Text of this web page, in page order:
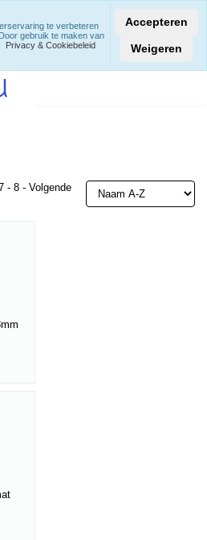
- 8 - Volgende
te verbeteren
gebruik te maken van
Privacy & Cookiebeleid
Accepteren
Weigeren